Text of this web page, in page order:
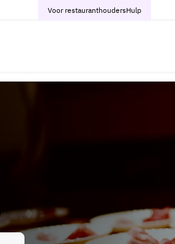
Voor restauranthoudersHulp